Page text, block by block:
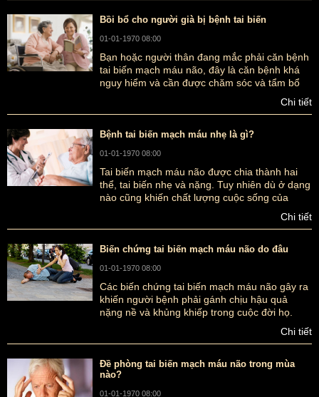
ancungnguu.com nhé.
Bồi bổ cho người già bị bệnh tai biến
01-01-1970 08:00
Bạn hoặc người thân đang mắc phải căn bệnh
tai biến mạch máu não, đây là căn bệnh khá
nguy hiểm và cần được chăm sóc và tẩm bổ
Ancungnguu.com sẽ chia sẻ cho các bạn
bệnh tai biến nhé.
Chi tiết
Bệnh tai biến mạch máu nhẹ là gì?
01-01-1970 08:00
Tai biến mạch máu não được chia thành hai
thể, tai biến nhẹ và nặng. Tuy nhiên dù ở dạng
nào cũng khiến chất lượng cuộc sống của
mạch máu nhẹ là gì? Biện pháp chăm sóc như
hơn?
Chi tiết
Biến chứng tai biến mạch máu não do đâu
01-01-1970 08:00
Các biến chứng tai biến mạch máu não gây ra
khiến người bệnh phải gánh chịu hậu quả
nặng nề và khủng khiếp trong cuộc đời họ.
Chi tiết
Đề phòng tai biến mạch máu não trong mùa
nào?
01-01-1970 08:00